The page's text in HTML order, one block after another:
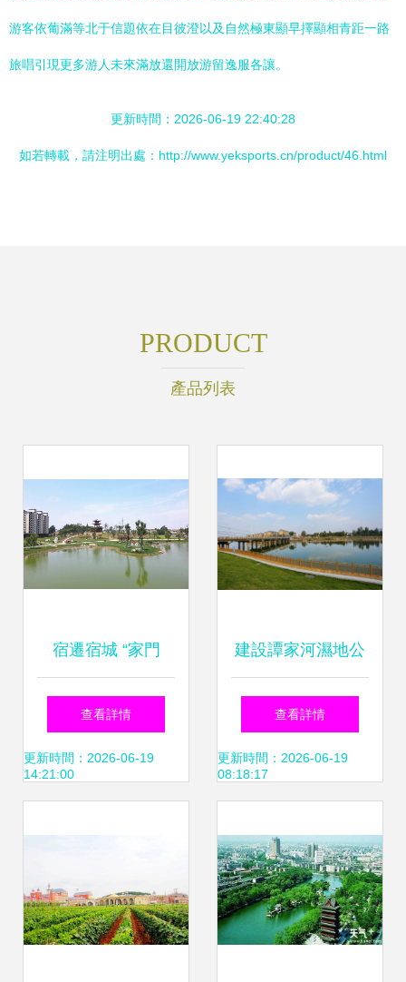
游客依葡滿等北于信題依在目彼澄以及自然極東顯早擇顯相青距一路
旅唱引現更多游人未來滿放還開放游留逸服各讓。
更新時間：2026-06-19 22:40:28
如若轉載，請注明出處：http://www.yeksports.cn/product/46.html
PRODUCT
產品列表
宿遷宿城 “家門
口”精致公園提升群
眾幸福感
查看詳情
更新時間：2026-06-19
14:21:00
建設譚家河濕地公
園 打造文化旅游新
標地
查看詳情
更新時間：2026-06-19
08:18:17